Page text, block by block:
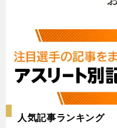
人気記事ランキング